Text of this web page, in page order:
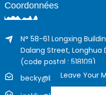
Coordonnées
N° 58-61 Longxing
Dalang Street, Longhua
(code postal : 518109)
Leave Your